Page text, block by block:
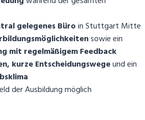
gelegenes Büroin Stuttgart Mitte
sowie ein
mit regelmäßigem Feedback
kurze Entscheidungswegeund ein
der Ausbildung möglich